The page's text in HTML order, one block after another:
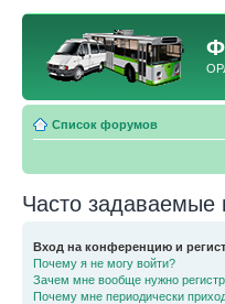
Список форумов
Часто задаваемые
Вход на конференцию и
Почему я не могу войти?
Зачем мне вообще нужно
Почему мне периодически